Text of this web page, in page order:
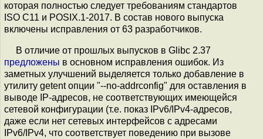
которая полностью следует требованиям стандартов
ISO C11 и POSIX.1-2017. В состав нового выпуска
включены исправления от 63 разработчиков.
В отличие от прошлых выпусков в Glibc 2.37
предложены в основном исправления ошибок. Из
заметных улучшений выделяется только добавление в
утилиту getent опции "--no-addrconfig" для оставления в
выводе IP-адресов, не соответствующих имеющейся
сетевой конфигурации (т.е. показ IPv6/IPv4-адресов,
даже если нет сетевых интерфейсов с адресами
IPv6/IPv4, что соответствует поведению при вызове